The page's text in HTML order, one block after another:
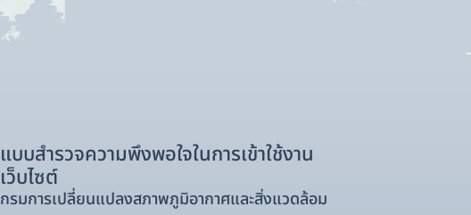
แบบสำรวจความพึงพอใจในการเข้าใช้งาน
เว็บไซต์
กรมการเปลี่ยนแปลงสภาพภูมิอากาศและสิ่งแวดล้อม